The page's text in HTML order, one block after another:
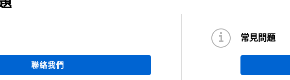
of SVHC of REACH
聯絡我們
常見問題